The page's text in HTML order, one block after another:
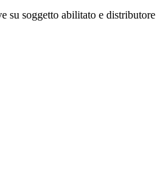
su soggetto abilitato e distributore